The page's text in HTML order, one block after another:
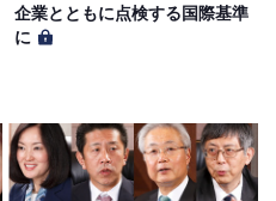
企業とともに点検する国際基準
に